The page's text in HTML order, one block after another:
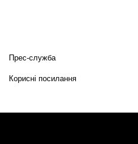
Прес-служба
Корисні посилання